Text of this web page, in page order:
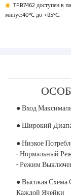
◉ TPB7462 доступен в
минус;40°C до +85°C.
● Вход
● Широкий
● Низкое
- Нормальный
- Режим
● Высокая Схема
Каждой Ячейки